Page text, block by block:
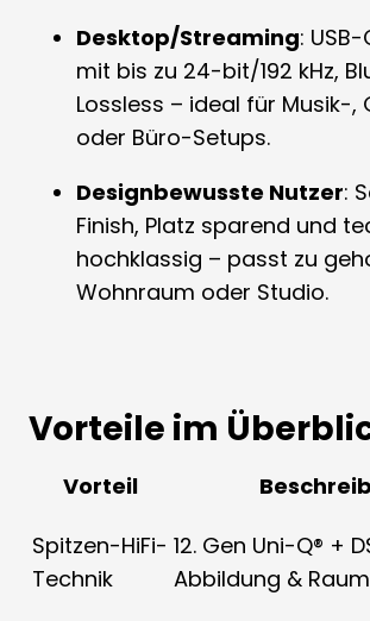
Desktop/Streaming:
mit bis zu 24-bit/192 kHz,
Lossless – ideal für Musik-,
oder Büro-Setups.
Designbewusste Nutzer:
Finish, Platz sparend und
hochklassig – passt zu
Wohnraum oder Studio.
Vorteile im
Vorteil
Spitzen-HiFi-
Technik
12. Gen Uni-Q® +
Abbildung &